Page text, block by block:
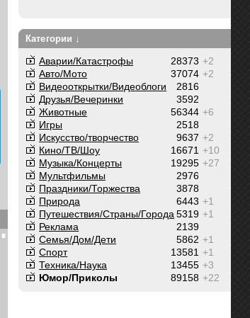
Категории ↓
+2
28373
Аварии/Катастрофы
+2
37074
Авто/Мото
2816
Видеооткрытки/Видеоблоги
3592
Друзья/Вечеринки
+6
56344
Животные
2518
Игры
+2
9637
Искусство/творчество
+10
16671
Кино/ТВ/Шоу
+27
19295
Музыка/Концерты
2976
Мультфильмы
3878
Праздники/Торжества
+1
6443
Природа
+1
5319
Путешествия/Cтраны/Города
2139
Реклама
+1
5862
Семья/Дом/Дети
+1
13581
Спорт
+3
13455
Техника/Наука
+22
89158
Юмор/Приколы